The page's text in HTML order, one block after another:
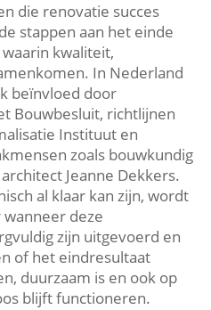
die renovatie succes
stappen aan het einde
kwaliteit,
In Nederland
beïnvloed door
Bouwbesluit, richtlijnen
Instituut en
zoals bouwkundig
Jeanne Dekkers.​
al klaar kan zijn, wordt
wanneer deze
zijn uitgevoerd en
of het eindresultaat
duurzaam is en ook op
blijft functioneren.​